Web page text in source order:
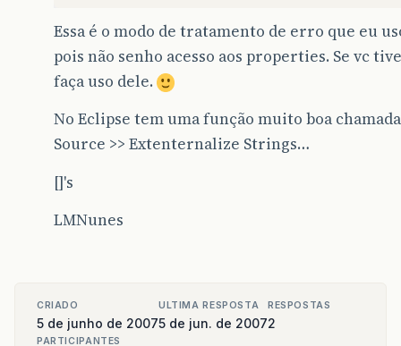
Essa é o modo de tratamento de erro que eu
pois não senho acesso aos properties. Se vc
faça uso dele.
No Eclipse tem uma função muito boa chamada
Source >> Extenternalize Strings…
[]'s
LMNunes
CRIADO
5 de junho de 2007
ULTIMA RESPOSTA
5 de jun. de 2007
RESPOSTAS
2
PARTICIPANTES